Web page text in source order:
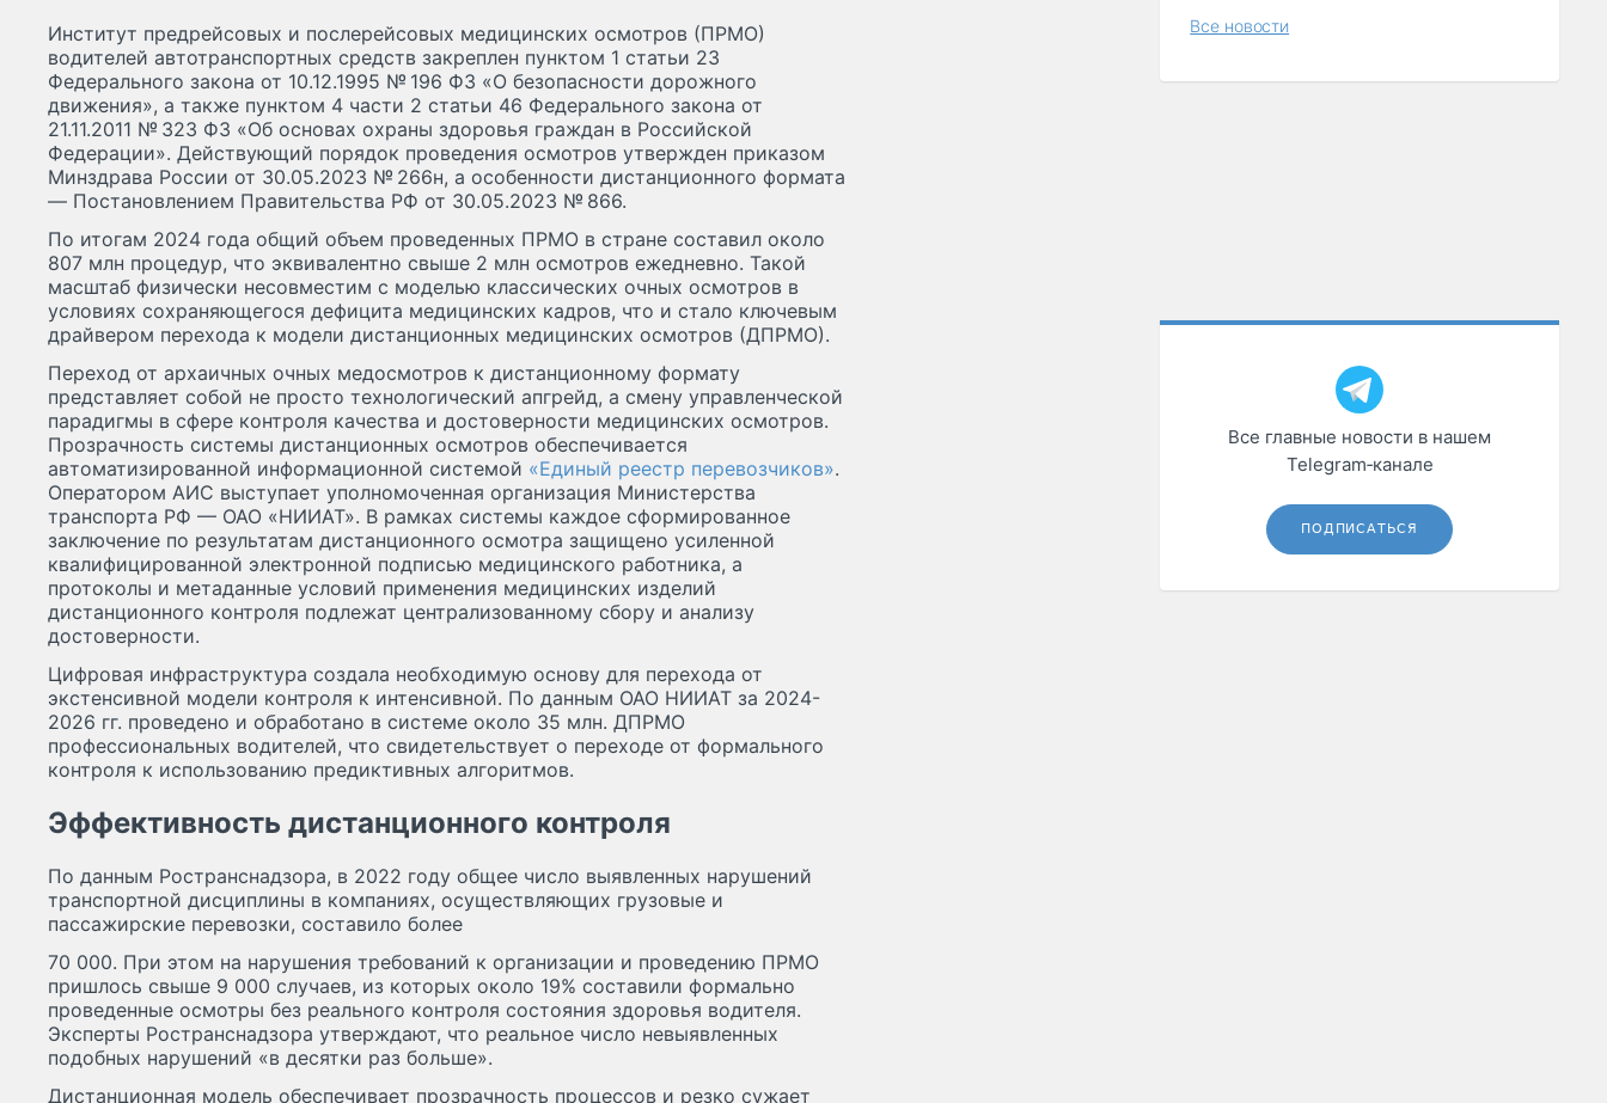
Институт предрейсовых и послерейсовых медицинских осмотров (ПРМО)
водителей автотранспортных средств закреплен пунктом 1 статьи 23
Федерального закона от 10.12.1995 № 196 ФЗ «О безопасности дорожного
движения», а также пунктом 4 части 2 статьи 46 Федерального закона от
21.11.2011 № 323 ФЗ «Об основах охраны здоровья граждан в Российской
Федерации». Действующий порядок проведения осмотров утвержден приказом
Минздрава России от 30.05.2023 № 266н, а особенности дистанционного формата
— Постановлением Правительства РФ от 30.05.2023 № 866.
По итогам 2024 года общий объем проведенных ПРМО в стране составил около
807 млн процедур, что эквивалентно свыше 2 млн осмотров ежедневно. Такой
масштаб физически несовместим с моделью классических очных осмотров в
условиях сохраняющегося дефицита медицинских кадров, что и стало ключевым
драйвером перехода к модели дистанционных медицинских осмотров (ДПРМО).
Переход от архаичных очных медосмотров к дистанционному формату
представляет собой не просто технологический апгрейд, а смену управленческой
парадигмы в сфере контроля качества и достоверности медицинских осмотров.
Прозрачность системы дистанционных осмотров обеспечивается
автоматизированной информационной системой «Единый реестр перевозчиков».
Оператором АИС выступает уполномоченная организация Министерства
транспорта РФ — ОАО «НИИАТ». В рамках системы каждое сформированное
заключение по результатам дистанционного осмотра защищено усиленной
квалифицированной электронной подписью медицинского работника, а
протоколы и метаданные условий применения медицинских изделий
дистанционного контроля подлежат централизованному сбору и анализу
достоверности.
Цифровая инфраструктура создала необходимую основу для перехода от
экстенсивной модели контроля к интенсивной. По данным ОАО НИИАТ за 2024-
2026 гг. проведено и обработано в системе около 35 млн. ДПРМО
профессиональных водителей, что свидетельствует о переходе от формального
контроля к использованию предиктивных алгоритмов.
Эффективность дистанционного контроля
По данным Ространснадзора, в 2022 году общее число выявленных нарушений
транспортной дисциплины в компаниях, осуществляющих грузовые и
пассажирские перевозки, составило более
70 000. При этом на нарушения требований к организации и проведению ПРМО
пришлось свыше 9 000 случаев, из которых около 19% составили формально
проведенные осмотры без реального контроля состояния здоровья водителя.
Эксперты Ространснадзора утверждают, что реальное число невыявленных
подобных нарушений «в десятки раз больше».
Дистанционная модель обеспечивает прозрачность процессов и резко сужает
Все новости
Все главные новости в нашем
Telegram‑канале
ПОДПИСАТЬСЯ